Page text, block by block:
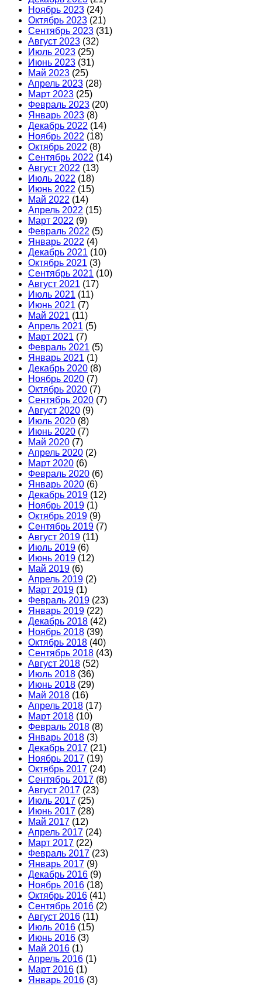
Ноябрь 2023 (24)
Октябрь 2023 (21)
Сентябрь 2023 (31)
Август 2023 (32)
Июль 2023 (25)
Июнь 2023 (31)
Май 2023 (25)
Апрель 2023 (28)
Март 2023 (25)
Февраль 2023 (20)
Январь 2023 (8)
Декабрь 2022 (14)
Ноябрь 2022 (18)
Октябрь 2022 (8)
Сентябрь 2022 (14)
Август 2022 (13)
Июль 2022 (18)
Июнь 2022 (15)
Май 2022 (14)
Апрель 2022 (15)
Март 2022 (9)
Февраль 2022 (5)
Январь 2022 (4)
Декабрь 2021 (10)
Октябрь 2021 (3)
Сентябрь 2021 (10)
Август 2021 (17)
Июль 2021 (11)
Июнь 2021 (7)
Май 2021 (11)
Апрель 2021 (5)
Март 2021 (7)
Февраль 2021 (5)
Январь 2021 (1)
Декабрь 2020 (8)
Ноябрь 2020 (7)
Октябрь 2020 (7)
Сентябрь 2020 (7)
Август 2020 (9)
Июль 2020 (8)
Июнь 2020 (7)
Май 2020 (7)
Апрель 2020 (2)
Март 2020 (6)
Февраль 2020 (6)
Январь 2020 (6)
Декабрь 2019 (12)
Ноябрь 2019 (1)
Октябрь 2019 (9)
Сентябрь 2019 (7)
Август 2019 (11)
Июль 2019 (6)
Июнь 2019 (12)
Май 2019 (6)
Апрель 2019 (2)
Март 2019 (1)
Февраль 2019 (23)
Январь 2019 (22)
Декабрь 2018 (42)
Ноябрь 2018 (39)
Октябрь 2018 (40)
Сентябрь 2018 (43)
Август 2018 (52)
Июль 2018 (36)
Июнь 2018 (29)
Май 2018 (16)
Апрель 2018 (17)
Март 2018 (10)
Февраль 2018 (8)
Январь 2018 (3)
Декабрь 2017 (21)
Ноябрь 2017 (19)
Октябрь 2017 (24)
Сентябрь 2017 (8)
Август 2017 (23)
Июль 2017 (25)
Июнь 2017 (28)
Май 2017 (12)
Апрель 2017 (24)
Март 2017 (22)
Февраль 2017 (23)
Январь 2017 (9)
Декабрь 2016 (9)
Ноябрь 2016 (18)
Октябрь 2016 (41)
Сентябрь 2016 (2)
Август 2016 (11)
Июль 2016 (15)
Июнь 2016 (3)
Май 2016 (1)
Апрель 2016 (1)
Март 2016 (1)
Январь 2016 (3)